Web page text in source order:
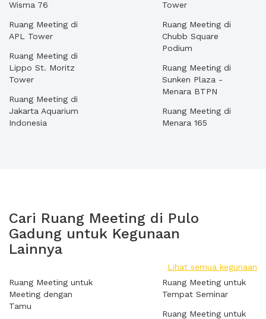
Wisma 76
Ruang Meeting di
APL Tower
Ruang Meeting di
Lippo St. Moritz
Tower
Ruang Meeting di
Jakarta Aquarium
Indonesia
Tower
Ruang Meeting di
Chubb Square
Podium
Ruang Meeting di
Sunken Plaza -
Menara BTPN
Ruang Meeting di
Menara 165
Cari Ruang Meeting di Pulo
Gadung untuk Kegunaan
Lainnya
Lihat semua kegunaan
Ruang Meeting untuk
Meeting dengan
Tamu
Ruang Meeting untuk
Tempat Seminar
Ruang Meeting untuk